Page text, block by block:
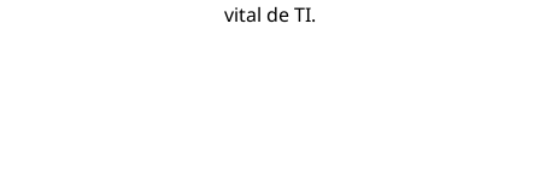
vital de TI.